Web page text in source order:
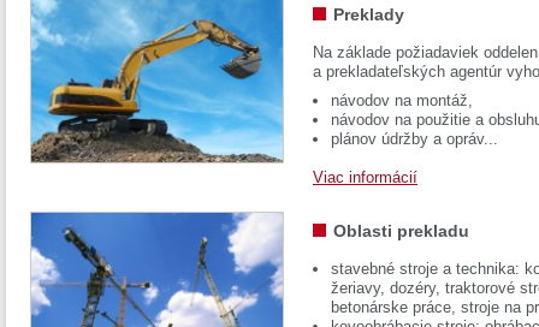
Preklady
Na základe požiadaviek
a prekladateľských agentúr
návodov na montáž,
návodov na použitie a
plánov údržby a opráv...
Viac informácií
Oblasti prekladu
stavebné stroje a technika:
žeriavy, dozéry, traktorové
betonárske práce, stroje na